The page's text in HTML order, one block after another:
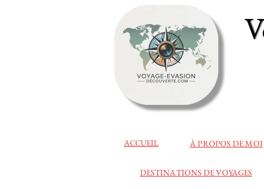
ACCUEIL À PROPOS DE MOI
DESTINATIONS DE VOYAGES
DESTINATIONS DE VOYAGE